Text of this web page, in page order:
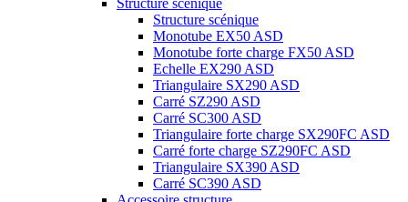
Structure scénique
Structure scénique
Monotube EX50 ASD
Monotube forte charge FX50 ASD
Echelle EX290 ASD
Triangulaire SX290 ASD
Carré SZ290 ASD
Carré SC300 ASD
Triangulaire forte charge SX290FC ASD
Carré forte charge SZ290FC ASD
Triangulaire SX390 ASD
Carré SC390 ASD